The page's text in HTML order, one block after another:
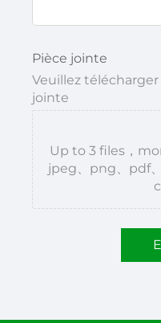
Pièce jointe
Veuillez
jointe
Up to 3 files，
jpeg、png、pdf